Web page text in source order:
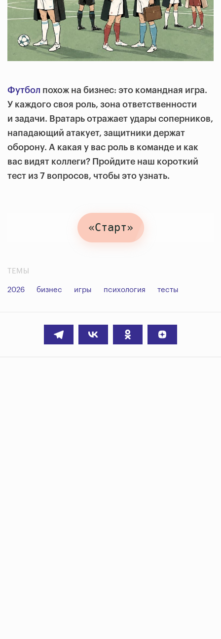
Футбол похож на бизнес: это командная игра.
У каждого своя роль, зона ответственности
и задачи. Вратарь отражает удары соперников,
нападающий атакует, защитники держат
оборону. А какая у вас роль в команде и как
вас видят коллеги? Пройдите наш короткий
тест из 7 вопросов, чтобы это узнать.
«Старт»
ТЕМЫ
2026 бизнес игры психология тесты